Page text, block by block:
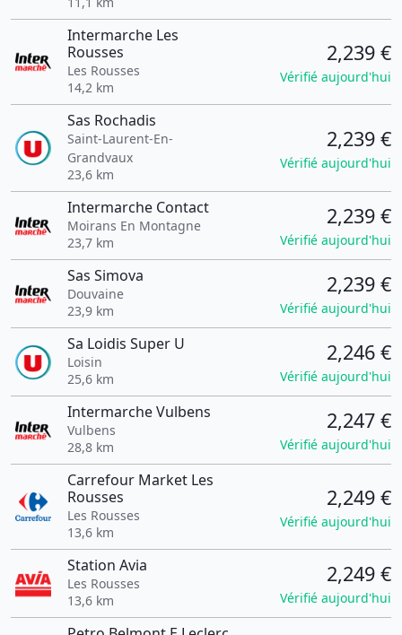
Intermarche Les
Rousses
Les Rousses
14,2 km
2,239 €
Vérifié aujourd'hui
Sas Rochadis
Saint-Laurent-En-
Grandvaux
23,6 km
2,239 €
Vérifié aujourd'hui
Intermarche Contact
Moirans En Montagne
23,7 km
2,239 €
Vérifié aujourd'hui
Sas Simova
Douvaine
23,9 km
2,239 €
Vérifié aujourd'hui
Sa Loidis Super U
Loisin
25,6 km
2,246 €
Vérifié aujourd'hui
Intermarche Vulbens
Vulbens
28,8 km
2,247 €
Vérifié aujourd'hui
Carrefour Market Les
Rousses
Les Rousses
13,6 km
2,249 €
Vérifié aujourd'hui
Station Avia
Les Rousses
13,6 km
2,249 €
Vérifié aujourd'hui